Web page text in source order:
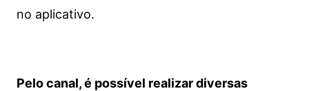
no aplicativo.
Pelo canal, é possível realizar diversas